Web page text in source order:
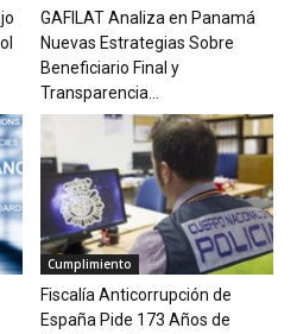
GAFILAT Analiza en Panamá
Nuevas Estrategias Sobre
Beneficiario Final y
Transparencia...
Cumplimiento
Fiscalía Anticorrupción de
España Pide 173 Años de